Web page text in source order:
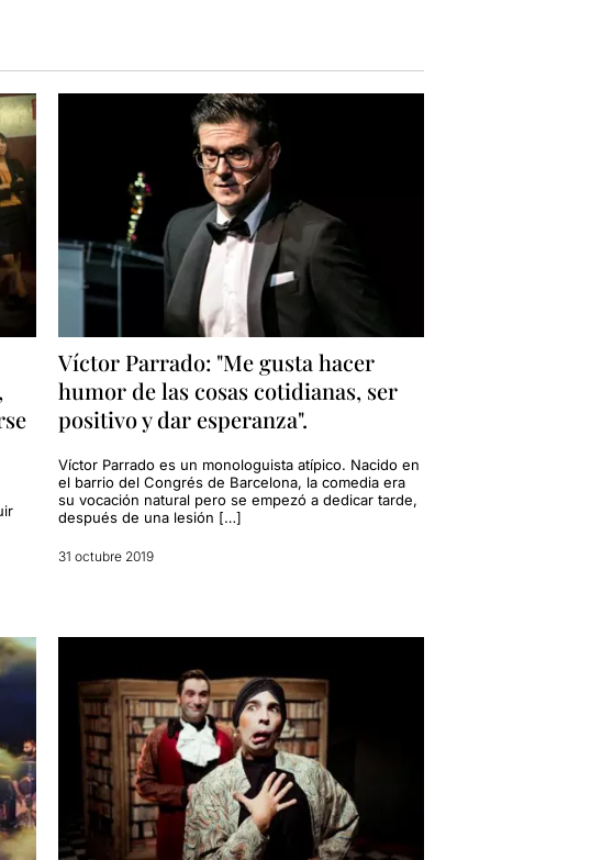
Víctor Parrado: "Me gusta hacer
humor de las cosas cotidianas, ser
positivo y dar esperanza".
Víctor Parrado es un monologuista atípico. Nacido en
el barrio del Congrés de Barcelona, la comedia era
su vocación natural pero se empezó a dedicar tarde,
después de una lesión […]
31 octubre 2019